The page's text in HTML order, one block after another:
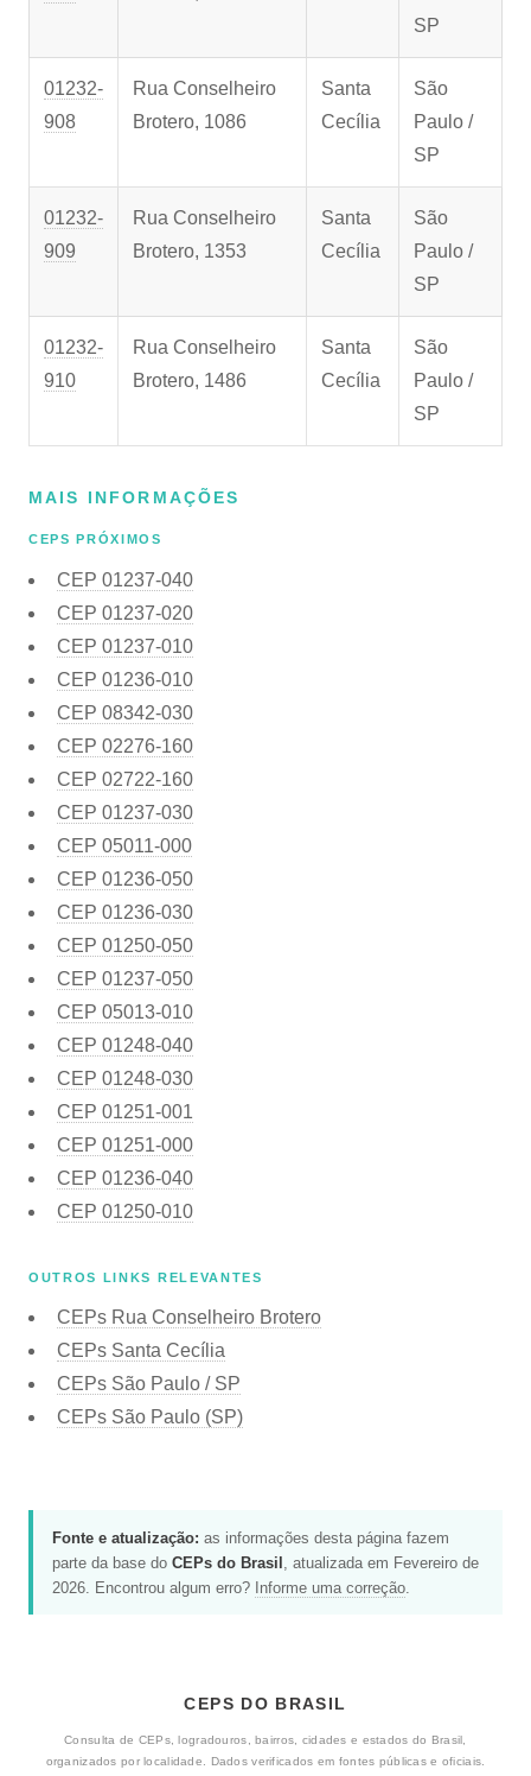
SP
01232-
908
Rua Conselheiro
Brotero, 1086
Santa
Cecília
São
Paulo /
SP
01232-
909
Rua Conselheiro
Brotero, 1353
Santa
Cecília
São
Paulo /
SP
01232-
910
Rua Conselheiro
Brotero, 1486
Santa
Cecília
São
Paulo /
SP
MAIS INFORMAÇÕES
CEPS PRÓXIMOS
CEP 01237-040
CEP 01237-020
CEP 01237-010
CEP 01236-010
CEP 08342-030
CEP 02276-160
CEP 02722-160
CEP 01237-030
CEP 05011-000
CEP 01236-050
CEP 01236-030
CEP 01250-050
CEP 01237-050
CEP 05013-010
CEP 01248-040
CEP 01248-030
CEP 01251-001
CEP 01251-000
CEP 01236-040
CEP 01250-010
OUTROS LINKS RELEVANTES
CEPs Rua Conselheiro Brotero
CEPs Santa Cecília
CEPs São Paulo / SP
CEPs São Paulo (SP)
Fonte e atualização: as informações desta página fazem
parte da base do CEPs do Brasil , atualizada em Fevereiro de
2026. Encontrou algum erro? Informe uma correção
CEPS DO BRASIL
Consulta de CEPs, logradouros, bairros, cidades e estados do Brasil,
organizados por localidade. Dados verificados em fontes públicas e oficiais.